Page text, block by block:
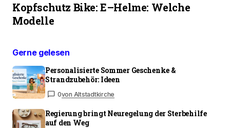
Kopfschutz Bike: E–Helme: Welche
Modelle
Gerne gelesen
Personalisierte Sommer Geschenke &
Strandzubehör: Ideen
0von Altstadtkirche
Regierung bringt Neuregelung der Sterbehilfe
auf den Weg